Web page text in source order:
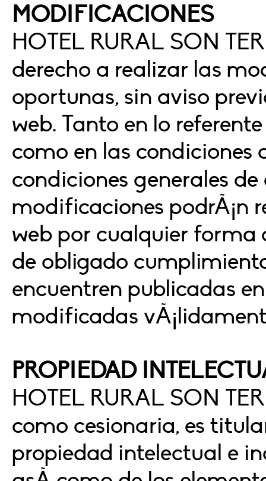
MODIFICACIONES
HOTEL RURAL SON
derecho a realizar las
oportunas, sin aviso
web. Tanto en lo
como en las condiciones
condiciones generales
modificaciones podrÃ¡n
web por cualquier forma
de obligado
encuentren publicadas
modificadas
PROPIEDAD
HOTEL RURAL SON
como cesionaria, es
propiedad intelectual e